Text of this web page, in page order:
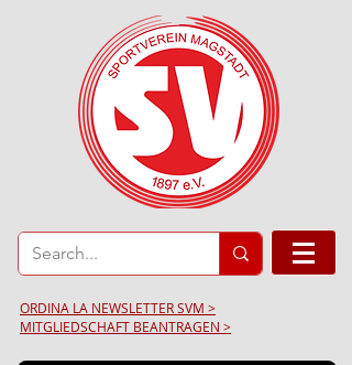
ORDINA LA NEWSLETTER SVM >
MITGLIEDSCHAFT BEANTRAGEN >